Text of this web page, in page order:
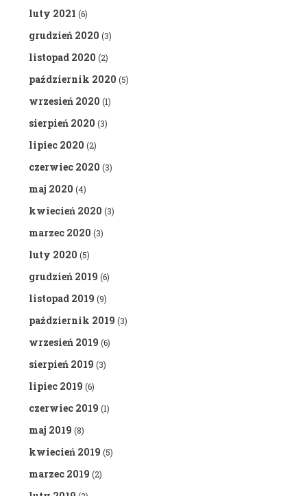
luty 2021 (6)
grudzień 2020 (3)
listopad 2020 (2)
październik 2020 (5)
wrzesień 2020 (1)
sierpień 2020 (3)
lipiec 2020 (2)
czerwiec 2020 (3)
maj 2020 (4)
kwiecień 2020 (3)
marzec 2020 (3)
luty 2020 (5)
grudzień 2019 (6)
listopad 2019 (9)
październik 2019 (3)
wrzesień 2019 (6)
sierpień 2019 (3)
lipiec 2019 (6)
czerwiec 2019 (1)
maj 2019 (8)
kwiecień 2019 (5)
marzec 2019 (2)